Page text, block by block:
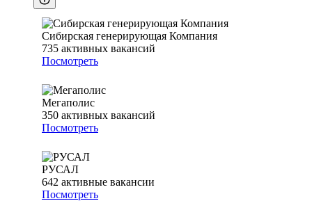
Сибирская генерирующая Компания
735 активных вакансий
Посмотреть
Мегаполис
350 активных вакансий
Посмотреть
РУСАЛ
642 активные вакансии
Посмотреть